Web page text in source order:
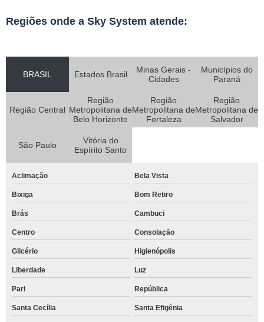
Regiões onde a Sky System atende:
BRASIL Estados Brasil
Minas Gerais -
Cidades
Municípios do
Paraná
Região Central
Região
Metropolitana de
Belo Horizonte
Região
Metropolitana de
Fortaleza
Região
Metropolitana de
Salvador
São Paulo
Vitória do
Espírito Santo
Aclimação Bela Vista
Bixiga Bom Retiro
Brás Cambuci
Centro Consolação
Glicério Higienópolis
Liberdade Luz
Pari República
Santa Cecília Santa Efigênia